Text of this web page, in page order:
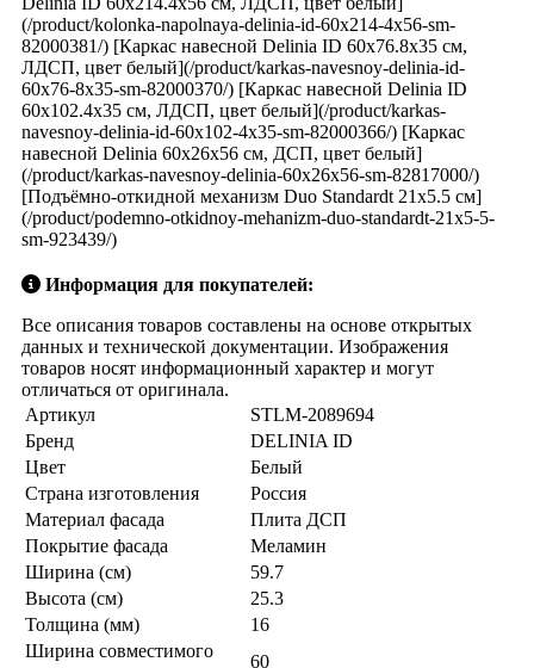
(/product/kolonka-napolnaya-delinia-id-60x214-4x56-sm-
82000381/) [Каркас навесной Delinia ID 60x76.8x35 см,
ЛДСП, цвет белый](/product/karkas-navesnoy-delinia-id-
60x76-8x35-sm-82000370/) [Каркас навесной Delinia ID
60x102.4x35 см, ЛДСП, цвет белый](/product/karkas-
navesnoy-delinia-id-60x102-4x35-sm-82000366/) [Каркас
навесной Delinia 60x26x56 см, ДСП, цвет белый]
(/product/karkas-navesnoy-delinia-60x26x56-sm-82817000/)
[Подъёмно-откидной механизм Duo Standardt 21x5.5 см]
(/product/podemno-otkidnoy-mehanizm-duo-standardt-21x5-5-
sm-923439/)
Информация для покупателей:
Все описания товаров составлены на основе открытых
данных и технической документации. Изображения
товаров носят информационный характер и могут
отличаться от оригинала.
Артикул
STLM-2089694
Бренд
DELINIA ID
Цвет
Белый
Страна изготовления
Россия
Материал фасада
Плита ДСП
Покрытие фасада
Меламин
Ширина (см)
59.7
Высота (см)
25.3
Толщина (мм)
16
Ширина совместимого
60